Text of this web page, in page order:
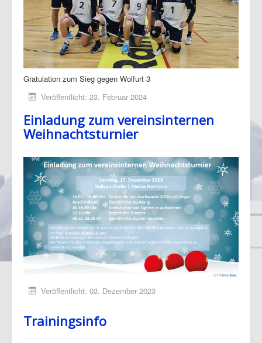
Gratulation zum Sieg gegen Wolfurt 3
Veröffentlicht: 23. Februar 2024
Einladung zum vereinsinternen
Weihnachtsturnier
Veröffentlicht: 03. Dezember 2023
Trainingsinfo